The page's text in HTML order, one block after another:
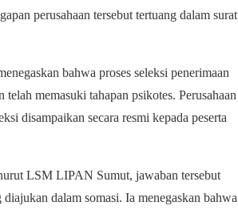
perusahaan tersebut tertuang dalam surat
bahwa proses seleksi penerimaan
memasuki tahapan psikotes. Perusahaan
disampaikan secara resmi kepada peserta
LSM LIPAN Sumut, jawaban tersebut
dalam somasi. Ia menegaskan bahwa